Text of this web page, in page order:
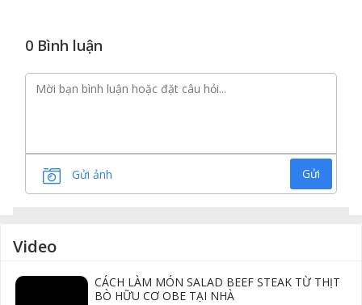
0 Bình luận
Gửi ảnh Gửi
Video
CÁCH LÀM MÓN SALAD BEEF STEAK TỪ THỊT
BÒ HỮU CƠ OBE TẠI NHÀ